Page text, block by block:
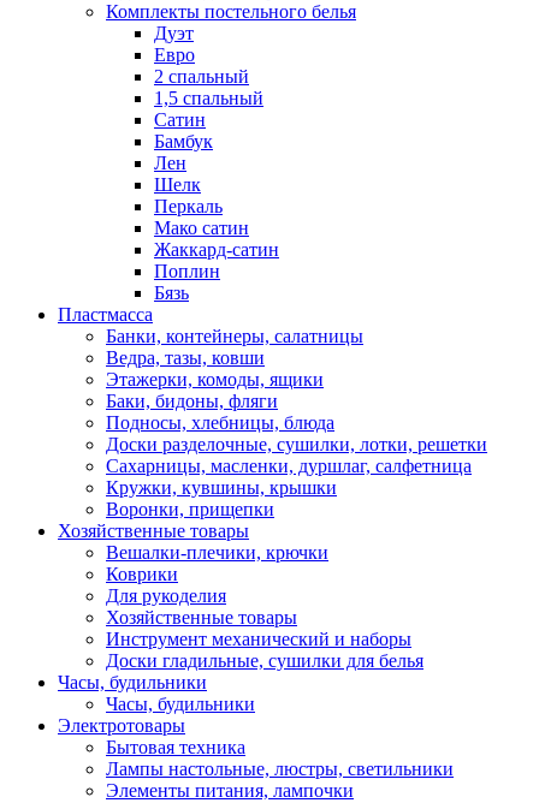
Комплекты постельного белья
Дуэт
Евро
2 спальный
1,5 спальный
Сатин
Бамбук
Лен
Шелк
Перкаль
Мако сатин
Жаккард-сатин
Поплин
Бязь
Пластмасса
Банки, контейнеры, салатницы
Ведра, тазы, ковши
Этажерки, комоды, ящики
Баки, бидоны, фляги
Подносы, хлебницы, блюда
Доски разделочные, сушилки, лотки, решетки
Сахарницы, масленки, дуршлаг, салфетница
Кружки, кувшины, крышки
Воронки, прищепки
Хозяйственные товары
Вешалки-плечики, крючки
Коврики
Для рукоделия
Хозяйственные товары
Инструмент механический и наборы
Доски гладильные, сушилки для белья
Часы, будильники
Часы, будильники
Электротовары
Бытовая техника
Лампы настольные, люстры, светильники
Элементы питания, лампочки